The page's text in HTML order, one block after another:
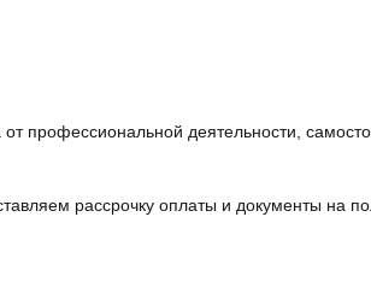
от профессиональной деятельности,
рассрочку оплаты и документы на